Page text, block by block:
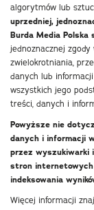
algorytmów lub
uprzedniej,
Burda Media Polska
jednoznacznej
zwielokrotniania,
danych lub
wszystkich jego
treści, danych i
Powyższe nie
danych i informacji
przez wyszukiwarki
stron
indeksowania
Więcej informacji